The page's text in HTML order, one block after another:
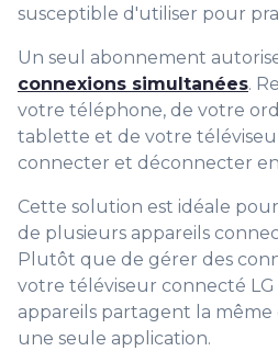
susceptible d'utiliser pour
Un seul abonnement
connexions simultanées.
votre téléphone, de votre
tablette et de votre
connecter et déconnecter
Cette solution est idéale
de plusieurs appareils
Plutôt que de gérer des
votre téléviseur connecté
appareils partagent la
une seule application.